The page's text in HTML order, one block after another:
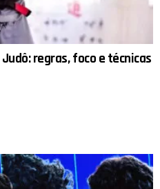
regras, foco e técnicas